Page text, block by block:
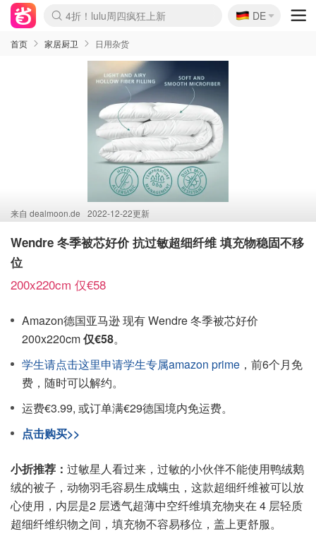
Boticinal 夏促开抢！
4折！lulu周四疯狂上新
还没结束！&OtherStories大促
Joybuy变相75折 随时失效
速领！Stanley独家85折
疑似霸哥！Camper额外叠85折
Zalando 奥莱闪促！每日更新
Moncler反季囤！5折起+叠9折
Coach Brooklyn仅€192
🇩🇪
DE
首页 家居厨卫 日用杂货
来自 dealmoon.de 2022-12-22更新
Wendre 冬季被芯好价 抗过敏超细纤维 填充物稳固不移
位
200x220cm 仅€58
Amazon德国亚马逊 现有 Wendre 冬季被芯好价
200x220cm仅€58。
学生请点击这里申请学生专属amazon prime ，前6个月免
费，随时可以解约。
运费€3.99, 或订单满€29德国境内免运费。
点击购买>>
小折推荐： 过敏星人看过来，过敏的小伙伴不能使用鸭绒鹅
绒的被子，动物羽毛容易生成螨虫，这款超细纤维被可以放
心使用，内层是2 层透气超薄中空纤维填充物夹在 4 层轻质
超细纤维织物之间，填充物不容易移位，盖上更舒服。